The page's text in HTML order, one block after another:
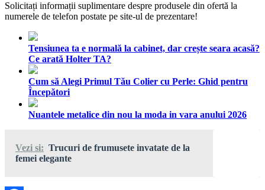
Solicitați informații suplimentare despre produsele din ofertă la
numerele de telefon postate pe site-ul de prezentare!
Tensiunea ta e normală la cabinet, dar crește seara acasă?
Ce arată Holter TA?
Cum să Alegi Primul Tău Colier cu Perle: Ghid pentru
Începători
Nuantele metalice din nou la moda in vara anului 2026
Vezi si: Trucuri de frumusete invatate de la
femei elegante